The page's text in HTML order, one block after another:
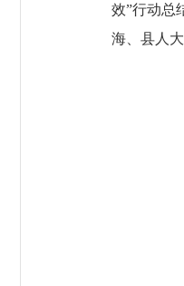
效”行动总
海、县人